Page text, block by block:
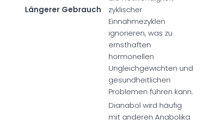
Längerer Gebrauch
zyklischer
Einnahmezyklen
ignorieren, was zu
ernsthaften
hormonellen
Ungleichgewichten und
gesundheitlichen
Problemen führen kann.
Dianabol wird häufig
mit anderen Anabolika